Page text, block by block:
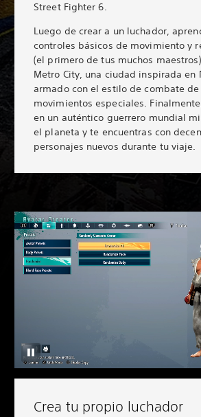
Street Fighter 6.
Luego de crear a un luchador,
controles básicos de movimiento y
(el primero de tus muchos
Metro City, una ciudad inspirada en
armado con el estilo de combate de
movimientos especiales.
en un auténtico guerrero mundial
el planeta y te encuentras con
personajes nuevos durante tu viaje.
Crea tu propio luchador